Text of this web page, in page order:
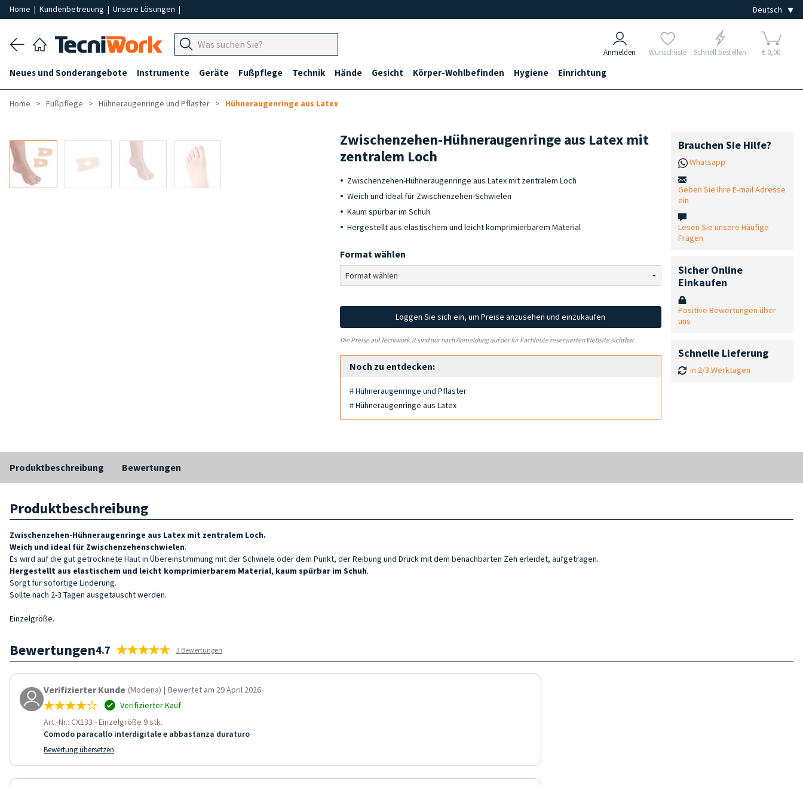
Home | Kundenbetreuung | Unsere Lösungen |
Anmelden Wunschliste Schnell bestellen € 0,00
Neues und Sonderangebote Instrumente Geräte Fußpflege Technik Hände Gesicht Körper-Wohlbefinden Hygiene Einrichtung
Home Fußpflege Hühneraugenringe und Pflaster Hühneraugenringe aus Latex
Zwischenzehen-Hühneraugenringe aus Latex mit
zentralem Loch
Zwischenzehen-Hühneraugenringe aus Latex mit zentralem Loch
Weich und ideal für Zwischenzehen-Schwielen
Kaum spürbar im Schuh
Hergestellt aus elastischem und leicht komprimierbarem Material
Format wählen
Loggen Sie sich ein, um Preise anzusehen und einzukaufen
Die Preise auf Tecniwork.it sind nur nach Anmeldung auf der für Fachleute reservierten Website sichtbar.
Noch zu entdecken:
# Hühneraugenringe und Pflaster
# Hühneraugenringe aus Latex
Brauchen Sie Hilfe?
Whatsapp
Geben Sie Ihre E-mail Adresse
ein
Lesen Sie unsere Häufige
Fragen
Sicher Online
Einkaufen
Positive Bewertungen über
uns
Schnelle Lieferung
in 2/3 Werktagen
Produktbeschreibung Bewertungen
Produktbeschreibung
Zwischenzehen-Hühneraugenringe aus Latex mit zentralem Loch.
Weich und ideal für Zwischenzehenschwielen.
Es wird auf die gut getrocknete Haut in Übereinstimmung mit der Schwiele oder dem Punkt, der Reibung und Druck mit dem benachbarten Zeh erleidet, aufgetragen.
Hergestellt aus elastischem und leicht komprimierbarem Material, kaum spürbar im Schuh.
Sorgt für sofortige Linderung.
Sollte nach 2-3 Tagen ausgetauscht werden.
Einzelgröße.
Bewertungen4.7 3 Bewertungen
Verifizierter Kunde (Modena) | Bewertet am 29 April 2026
Verifizierter Kauf
Art.-Nr.: CX133 -Einzelgröße 9 stk.
Comodo paracallo interdigitale e abbastanza duraturo
Bewertung übersetzen